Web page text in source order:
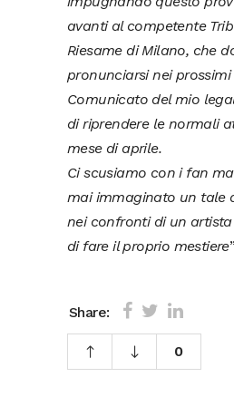
avanti al competente
Riesame di Milano, che
pronunciarsi nei prossimi
Comunicato del mio
di riprendere le normali
mese di aprile.
Ci scusiamo con i fan
mai immaginato un tale
nei confronti di un
di fare il proprio mestiere
Share:
0